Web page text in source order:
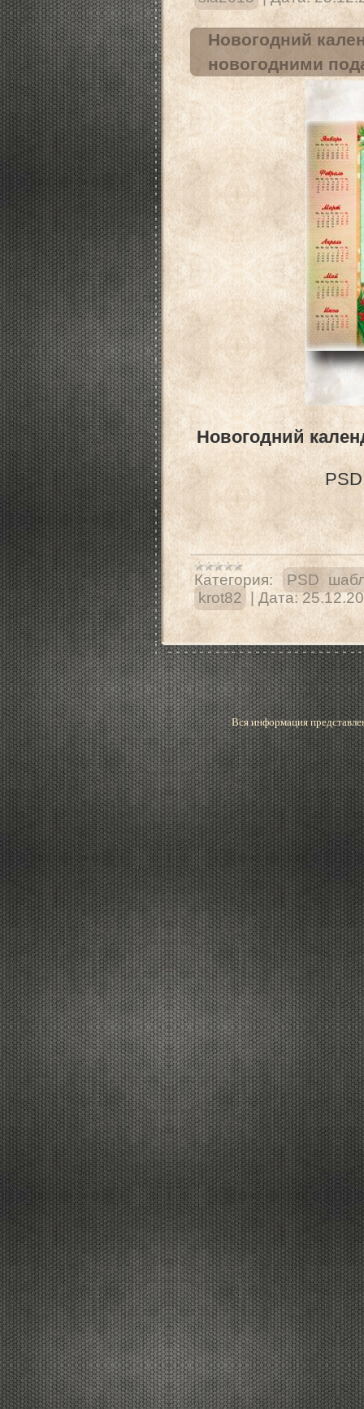
Новогодний
новогодними
Новогодний
Категория:
PSD
krot82
Дата:
Вся информация